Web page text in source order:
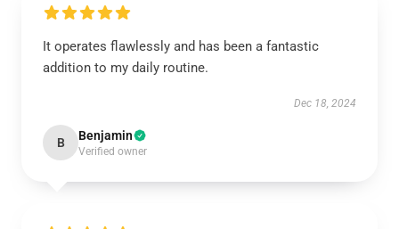
It operates flawlessly and has been a fantastic
addition to my daily routine.
Dec 18, 2024
B Benjamin
Verified owner